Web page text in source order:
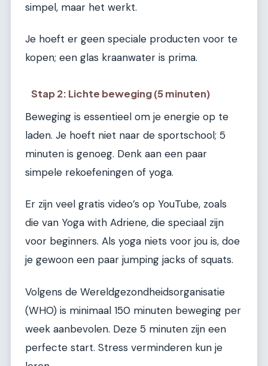
simpel, maar het werkt.
Je hoeft er geen speciale producten voor te
kopen; een glas kraanwater is prima.
Stap 2: Lichte beweging (5 minuten)
Beweging is essentieel om je energie op te
laden. Je hoeft niet naar de sportschool; 5
minuten is genoeg. Denk aan een paar
simpele rekoefeningen of yoga.
Er zijn veel gratis video’s op YouTube, zoals
die van Yoga with Adriene, die speciaal zijn
voor beginners. Als yoga niets voor jou is, doe
je gewoon een paar jumping jacks of squats.
Volgens de Wereldgezondheidsorganisatie
(WHO) is minimaal 150 minuten beweging per
week aanbevolen. Deze 5 minuten zijn een
perfecte start. Stress verminderen kun je